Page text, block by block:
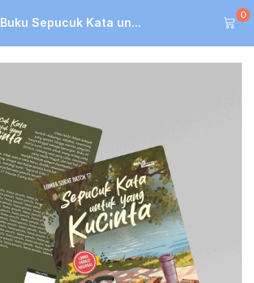
Buku Sepucuk Kata un...
0